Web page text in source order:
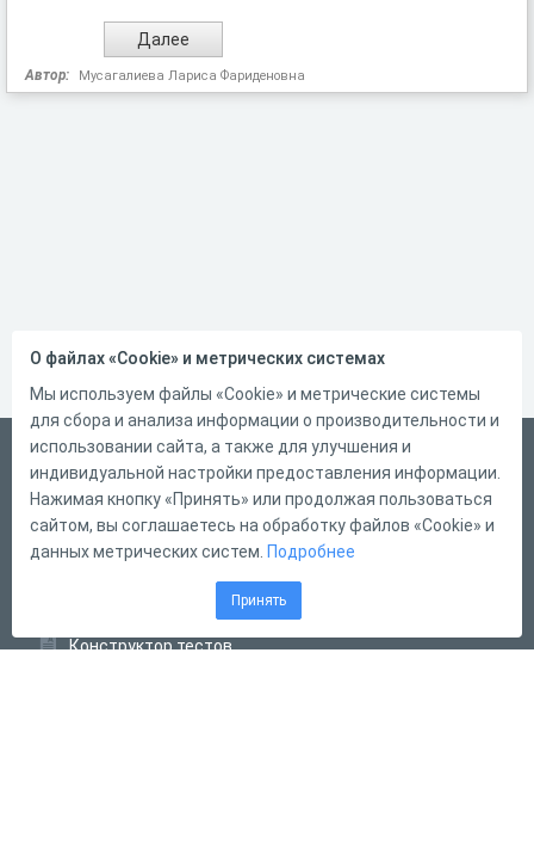
Автор: Мусагалиева Лариса Фариденовна
Русский
Справка
Форма обратной связи
Конструктор тестов
О файлах «Cookie» и метрических системах
Мы используем файлы «Cookie» и метрические системы
для сбора и анализа информации о производительности и
использовании сайта, а также для улучшения и
индивидуальной настройки предоставления информации.
Нажимая кнопку «Принять» или продолжая пользоваться
сайтом, вы соглашаетесь на обработку файлов «Cookie» и
данных метрических систем. Подробнее
Принять